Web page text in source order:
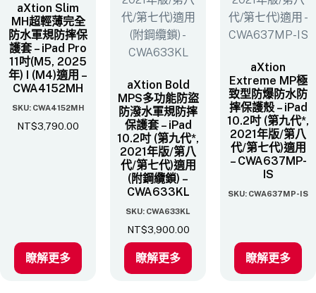
aXtion Slim
MH超輕薄完全
防水軍規防摔保
護套 – iPad Pro
11吋(M5, 2025
年) I (M4)適用 –
CWA4152MH
SKU: CWA4152MH
NT$3,790.00
瞭解更多
aXtion Bold
MPS多功能防盜
防潑水軍規防摔
保護套 – iPad
10.2吋 (第九代*,
2021年版/第八
代/第七代)​適用
(附鋼纜鎖) –
CWA633KL
SKU: CWA633KL
NT$3,900.00
瞭解更多
aXtion
Extreme MP極
致型防爆防水防
摔保護殼 – iPad
10.2吋 (第九代*,
2021年版/第八
代/第七代)​適用
– CWA637MP-
IS
SKU: CWA637MP-IS
瞭解更多